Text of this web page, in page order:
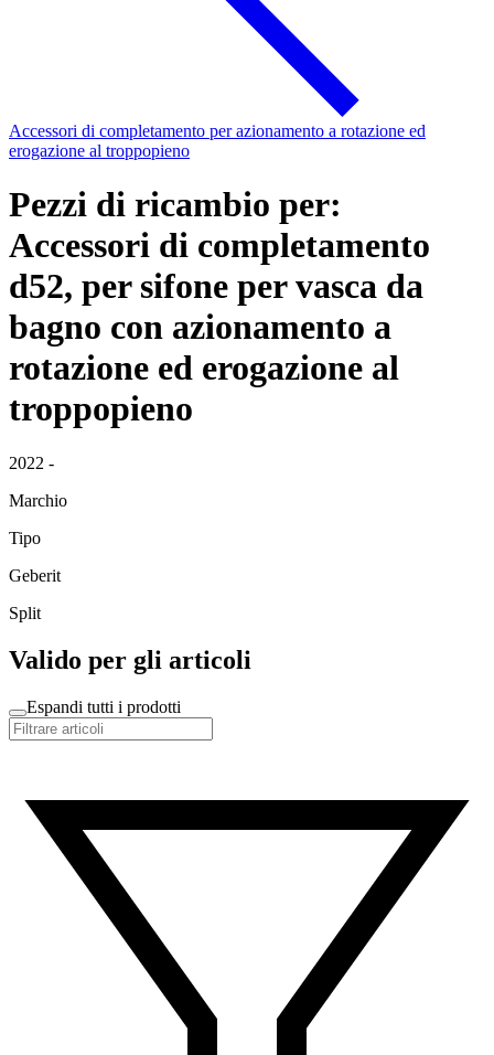
Accessori di completamento per azionamento a rotazione ed
erogazione al troppopieno
Pezzi di ricambio per:
Accessori di completamento
d52, per sifone per vasca da
bagno con azionamento a
rotazione ed erogazione al
troppopieno
2022 -
Marchio
Tipo
Geberit
Split
Valido per gli articoli
Espandi tutti i prodotti